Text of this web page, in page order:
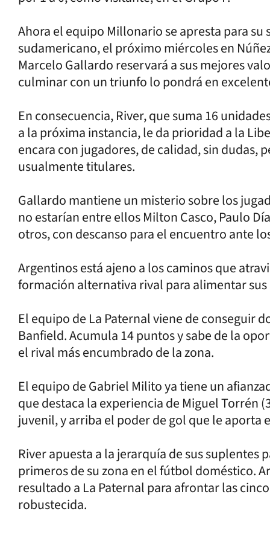
Ahora el equipo Millonario se apresta para
sudamericano, el próximo miércoles en
Marcelo Gallardo reservará a sus mejores
culminar con un triunfo lo pondrá en
En consecuencia, River, que suma 16
a la próxima instancia, le da prioridad a la
encara con jugadores, de calidad, sin dudas,
usualmente titulares.
Gallardo mantiene un misterio sobre los
no estarían entre ellos Milton Casco, Paulo
otros, con descanso para el encuentro ante
Argentinos está ajeno a los caminos que
formación alternativa rival para alimentar
El equipo de La Paternal viene de conseguir
Banfield. Acumula 14 puntos y sabe de la
el rival más encumbrado de la zona.
El equipo de Gabriel Milito ya tiene un
que destaca la experiencia de Miguel Torrén
juvenil, y arriba el poder de gol que le aporta
River apuesta a la jerarquía de sus
primeros de su zona en el fútbol doméstico.
resultado a La Paternal para afrontar las
robustecida.